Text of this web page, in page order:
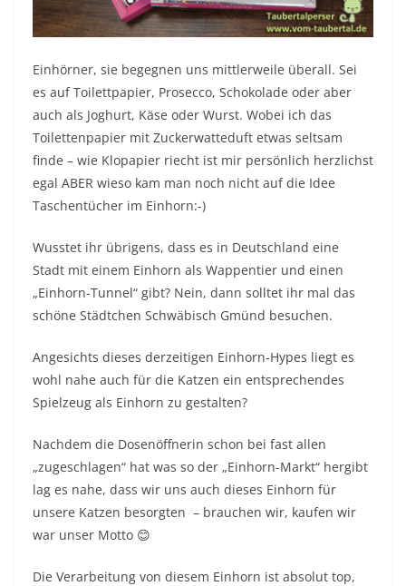
Einhörner, sie begegnen uns mittlerweile überall. Sei
es auf Toilettpapier, Prosecco, Schokolade oder aber
auch als Joghurt, Käse oder Wurst. Wobei ich das
Toilettenpapier mit Zuckerwatteduft etwas seltsam
finde – wie Klopapier riecht ist mir persönlich herzlichst
egal ABER wieso kam man noch nicht auf die Idee
Taschentücher im Einhorn:-)
Wusstet ihr übrigens, dass es in Deutschland eine
Stadt mit einem Einhorn als Wappentier und einen
„Einhorn-Tunnel“ gibt? Nein, dann solltet ihr mal das
schöne Städtchen Schwäbisch Gmünd besuchen.
Angesichts dieses derzeitigen Einhorn-Hypes liegt es
wohl nahe auch für die Katzen ein entsprechendes
Spielzeug als Einhorn zu gestalten?
Nachdem die Dosenöffnerin schon bei fast allen
„zugeschlagen“ hat was so der „Einhorn-Markt“ hergibt
lag es nahe, dass wir uns auch dieses Einhorn für
unsere Katzen besorgten – brauchen wir, kaufen wir
war unser Motto 😊
Die Verarbeitung von diesem Einhorn ist absolut top,